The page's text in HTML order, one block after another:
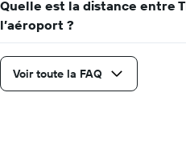
Quelle est la distance entre
l’aéroport ?
Voir toute la FAQ